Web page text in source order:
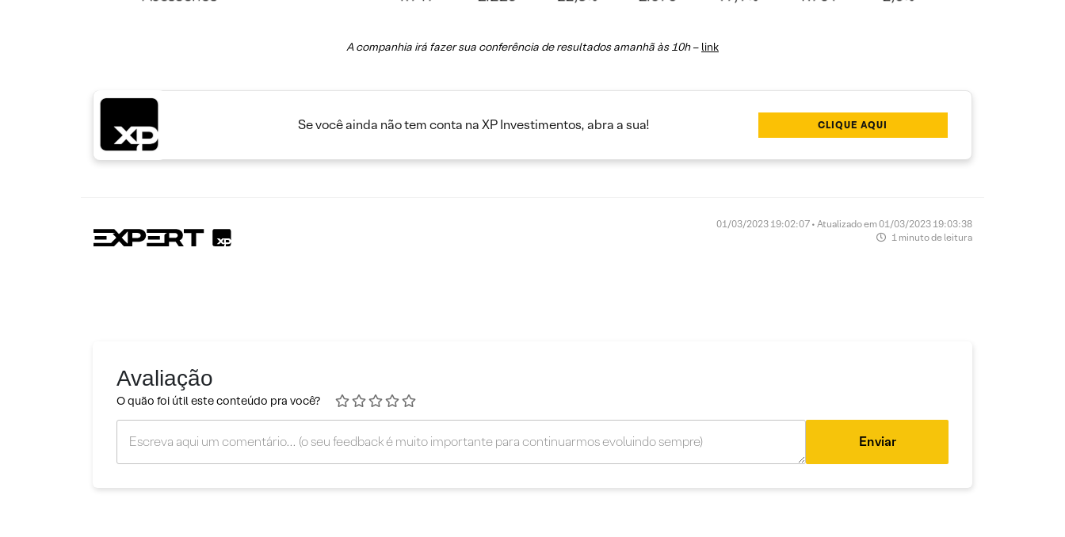
A companhia irá fazer sua conferência de resultados amanhã às 10h– link
Se você ainda não tem conta na XP Investimentos, abra a sua! CLIQUE AQUI
01/03/2023 19:02:07 • Atualizado em 01/03/2023 19:03:38
1 minuto de leitura
Avaliação
O quão foi útil este conteúdo pra você?
Enviar